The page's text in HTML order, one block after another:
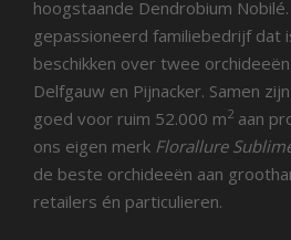
hoogstaande Dendrobium
gepassioneerd familiebedrijf dat
beschikken over twee
Delfgauw en Pijnacker. Samen
goed voor ruim 52.000 m2 aan
ons eigen merk Florallure
de beste orchideeën aan
retailers én particulieren.